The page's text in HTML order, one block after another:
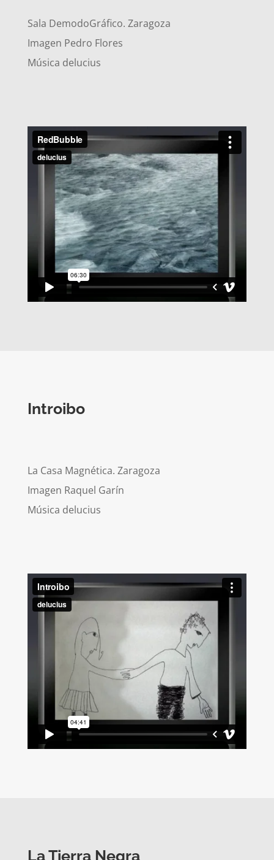
Sala DemodoGráfico. Zaragoza
Imagen Pedro Flores
Música delucius
Introibo
La Casa Magnética. Zaragoza
Imagen Raquel Garín
Música delucius
La Tierra Negra